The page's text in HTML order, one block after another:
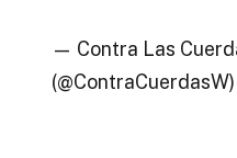
— Contra Las
(@ContraCuerdasW)